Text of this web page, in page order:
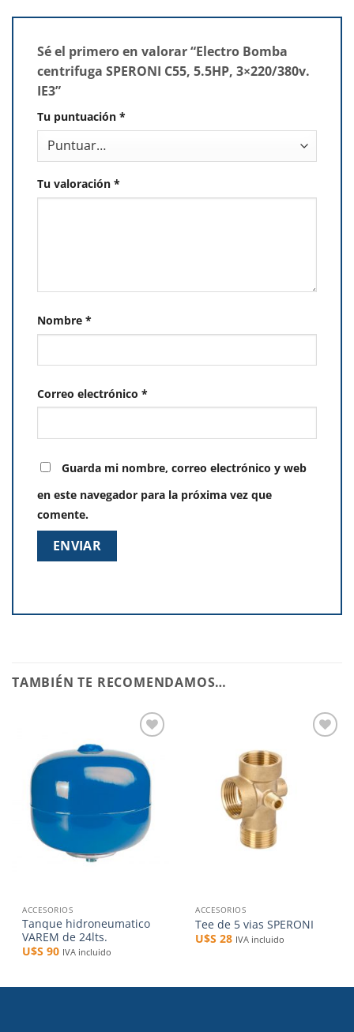
Sé el primero en valorar “Electro Bomba
centrifuga SPERONI C55, 5.5HP, 3×220/380v.
IE3”
Tu puntuación *
Tu valoración *
Nombre *
Correo electrónico *
Guarda mi nombre, correo electrónico y web
en este navegador para la próxima vez que
comente.
TAMBIÉN TE RECOMENDAMOS…
a la
lista de
deseos
ACCESORIOS
Tanque hidroneumatico
VAREM de 24lts.
U$S90 IVA incluido
ACCESORIOS
Tee de 5 vias SPERONI
U$S28 IVA incluido